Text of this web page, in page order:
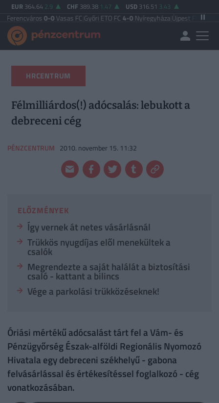
EUR 364.64 2.9 CHF 389.38 1.47 USD 316.51 3.43
0-0Vasas FC|Győri ETO FC4-0Nyíregyháza|Újpest FC4-2Debreceni
HRCENTRUM
Félmilliárdos(!) adócsalás: lebukott a
debreceni cég
PÉNZCENTRUM 2010. november 15. 11:32
ELŐZMÉNYEK
Így vernek át netes vásárlásnál
Trükkös nyugdíjas elől menekültek a
csalók
Megrendezte a saját halálát a biztosítási
csaló - kattant a bilincs
Vége a parkolási trükközéseknek!
Óriási mértékű adócsalást tárt fel a Vám- és
Pénzügyőrség Észak-alföldi Regionális Nyomozó
Hivatala egy debreceni székhelyű - gabona
felvásárlással és értékesítéssel foglalkozó - cég
vonatkozásában.